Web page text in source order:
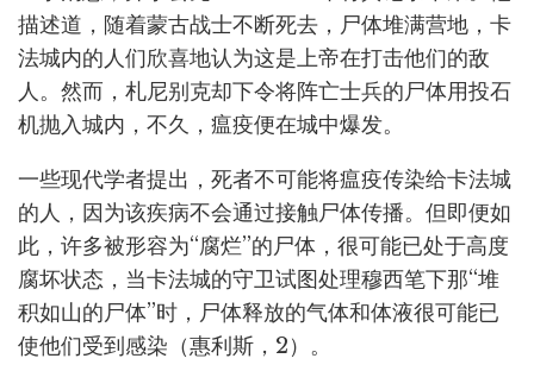
描述道，随着蒙古战士不断死去，尸体堆满营地，卡
法城内的人们欣喜地认为这是上帝在打击他们的敌
人。然而，札尼别克却下令将阵亡士兵的尸体用投石
机抛入城内，不久，瘟疫便在城中爆发。
一些现代学者提出，死者不可能将瘟疫传染给卡法城
的人，因为该疾病不会通过接触尸体传播。但即便如
此，许多被形容为“腐烂”的尸体，很可能已处于高度
腐坏状态，当卡法城的守卫试图处理穆西笔下那“堆
积如山的尸体”时，尸体释放的气体和体液很可能已
使他们受到感染（惠利斯，2）。